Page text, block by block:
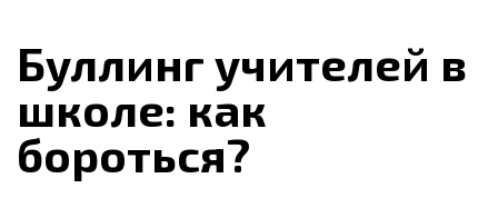
Буллинг учителей в
школе: как
бороться?